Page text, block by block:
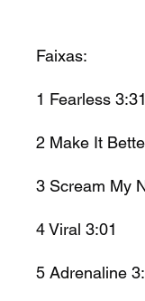
Faixas:
1 Fearless 3:31
2 Make It
3 Scream My
4Viral 3:01
5 Adrenaline